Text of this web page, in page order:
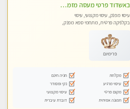
באשדוד פרטי מעסה מזמינה אותך לעיסוי מפנק ! פינוק מרגיע שרות vip מובטח. ללא מין !!
עיסוי מפנק, עיסוי מקצועי, עיסוי
בקלניקה פרטית, מתחמי ספא מפנק,
פרימיום
מקלחת
חניה חינם
עיסוי מרגיע
נקי ומסודר
מקום פרטי
עיסוי מקצועי
תמונה אמיתית
דוברת עיברית